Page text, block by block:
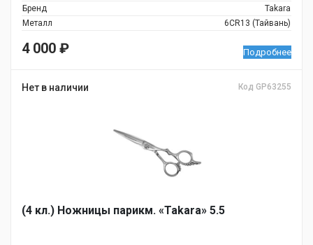
Бренд
Takara
Металл
6CR13 (Тайвань)
4 000 ₽ Подробнее
Нет в наличии Код GP63255
(4 кл.) Ножницы парикм. «Takara» 5.5